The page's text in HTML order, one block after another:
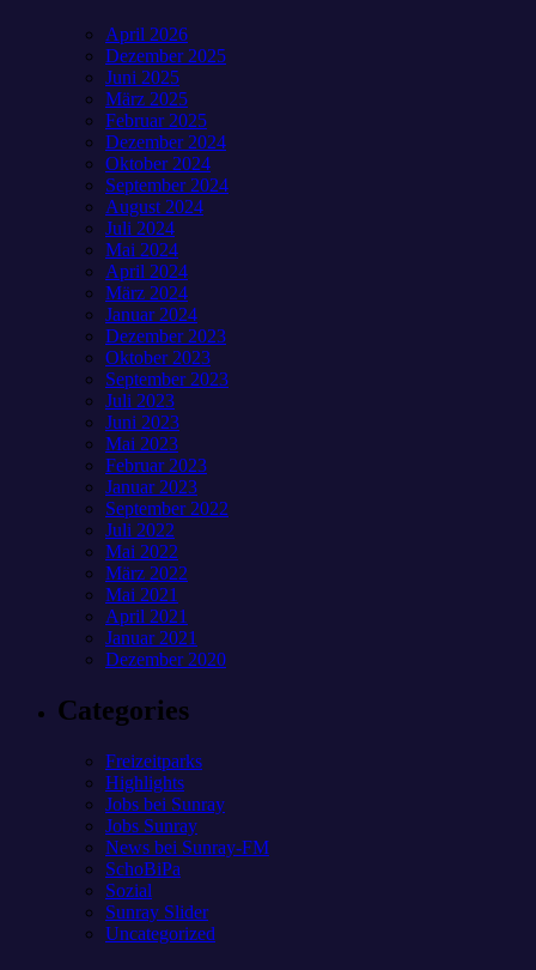
April 2026
Dezember 2025
Juni 2025
März 2025
Februar 2025
Dezember 2024
Oktober 2024
September 2024
August 2024
Juli 2024
Mai 2024
April 2024
März 2024
Januar 2024
Dezember 2023
Oktober 2023
September 2023
Juli 2023
Juni 2023
Mai 2023
Februar 2023
Januar 2023
September 2022
Juli 2022
Mai 2022
März 2022
Mai 2021
April 2021
Januar 2021
Dezember 2020
Categories
Freizeitparks
Highlights
Jobs bei Sunray
Jobs Sunray
News bei Sunray-FM
SchoBiPa
Sozial
Sunray Slider
Uncategorized